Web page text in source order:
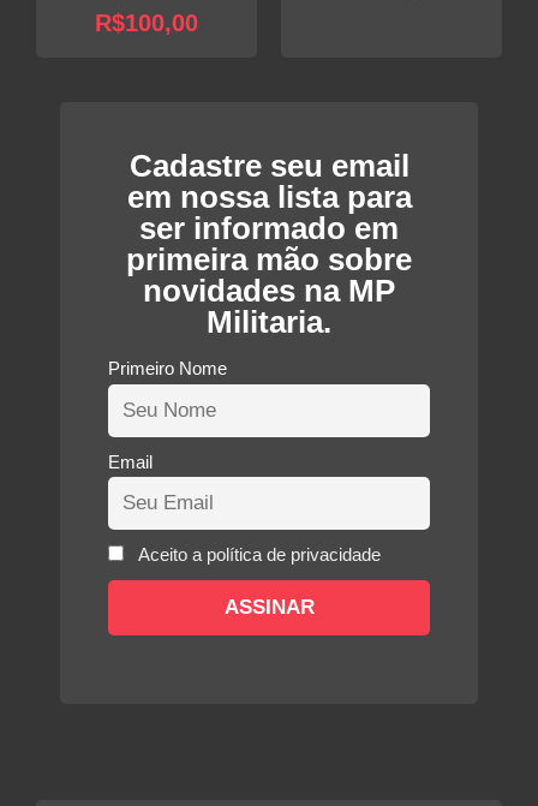
R$100,00
Cadastre seu email
em nossa lista para
ser informado em
primeira mão sobre
novidades na MP
Militaria.
Primeiro Nome
Email
Aceito a política de privacidade